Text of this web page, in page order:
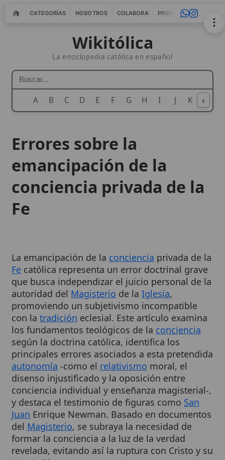
CATEGORÍAS NOSOTROS COLABORA PRENSA WEBMASTERS
Wikitólica
La enciclopedia católica en español
A B C D E F G H I J K L M
›
emancipación de la
conciencia privada de la
Fe
que busca independizar el juicio personal de la
autoridad delMagisterio de laIglesia,
promoviendo un subjetivismo incompatible
con latradicióneclesial. Este artículo examina
los fundamentos teológicos de la conciencia
según la doctrina católica, identifica los
principales errores asociados a esta pretendida
autonomía-como elrelativismomoral, el
disenso injustificado y la oposición entre
conciencia individual y enseñanza magisterial-,
y destaca el testimonio de figuras comoSan
JuanEnrique Newman. Basado en documentos
delMagisterio, se subraya la necesidad de
formar la conciencia a la luz de la verdad
revelada, evitando así la ruptura con Cristo y su
Iglesia.1 ,2
Cuadro resumen
[Datos abiertos]